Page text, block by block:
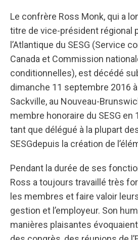
Le confrère Ross Monk, qui a
titre de vice-président régional
l’Atlantique du SESG (Service
Canada et Commission
conditionnelles), est décédé
dimanche 11 septembre 2016
Sackville, au Nouveau-
membre honoraire du SESG en
tant que délégué à la plupart
SESGdepuis la création de
Pendant la durée de ses
Ross a toujours travaillé très
les membres et faire valoir
gestion et l’employeur. Son
manières plaisantes